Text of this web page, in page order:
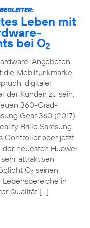
Leben mit
bei O2
Angeboten
die Mobilfunkmarke
digitaler
der Kunden zu sein.
360-Grad-
Gear 360 (2017),
Brille Samsung
Controller oder jetzt
der neuesten Huawei
attraktiven
O2seinen
Lebensbereiche in
Qualität […]